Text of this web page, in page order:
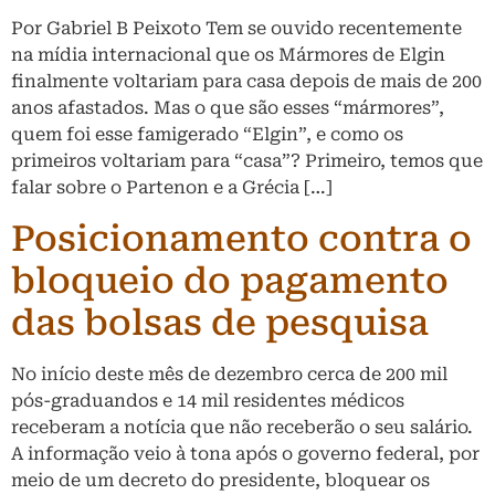
Por Gabriel B Peixoto Tem se ouvido recentemente
na mídia internacional que os Mármores de Elgin
finalmente voltariam para casa depois de mais de 200
anos afastados. Mas o que são esses “mármores”,
quem foi esse famigerado “Elgin”, e como os
primeiros voltariam para “casa”? Primeiro, temos que
falar sobre o Partenon e a Grécia […]
Posicionamento contra o
bloqueio do pagamento
das bolsas de pesquisa
No início deste mês de dezembro cerca de 200 mil
pós-graduandos e 14 mil residentes médicos
receberam a notícia que não receberão o seu salário.
A informação veio à tona após o governo federal, por
meio de um decreto do presidente, bloquear os